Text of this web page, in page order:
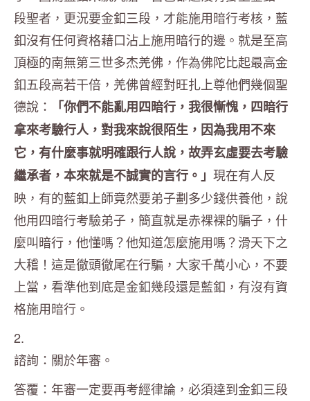
段聖者，更況要金釦三段，才能施用暗行考核，藍
釦沒有任何資格藉口沾上施用暗行的邊。就是至高
頂極的南無第三世多杰羌佛，作為佛陀比起最高金
釦五段高若干倍，羌佛曾經對旺扎上尊他們幾個聖
德說：
「你們不能亂用四暗行，我很慚愧，四暗行
拿來考驗行人，對我來說很陌生，因為我用不來
它，有什麼事就明確跟行人說，故弄玄虛要去考驗
繼承者，本來就是不誠實的言行。」 現在有人反
映，有的藍釦上師竟然要弟子劃多少錢供養他，說
他用四暗行考驗弟子，簡直就是赤裸裸的騙子，什
麼叫暗行，他懂嗎？他知道怎麼施用嗎？滑天下之
大稽！這是徹頭徹尾在行騙，大家千萬小心，不要
上當，看準他到底是金釦幾段還是藍釦，有沒有資
格施用暗行。
2.
諮詢：關於年審。
答覆：年審一定要再考經律論，必須達到金釦三段